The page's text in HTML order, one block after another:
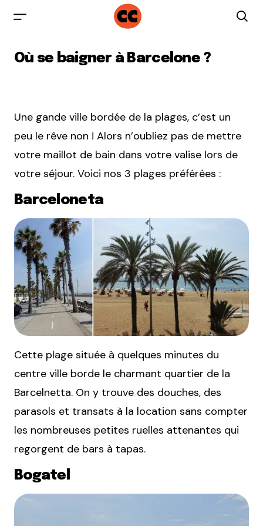
Où se baigner à Barcelone ?
Une gande ville bordée de la plages, c’est un
peu le rêve non ! Alors n’oubliez pas de mettre
votre maillot de bain dans votre valise lors de
votre séjour. Voici nos 3 plages préférées :
Barceloneta
Cette plage située à quelques minutes du
centre ville borde le charmant quartier de la
Barcelnetta. On y trouve des douches, des
parasols et transats à la location sans compter
les nombreuses petites ruelles attenantes qui
regorgent de bars à tapas.
Bogatel